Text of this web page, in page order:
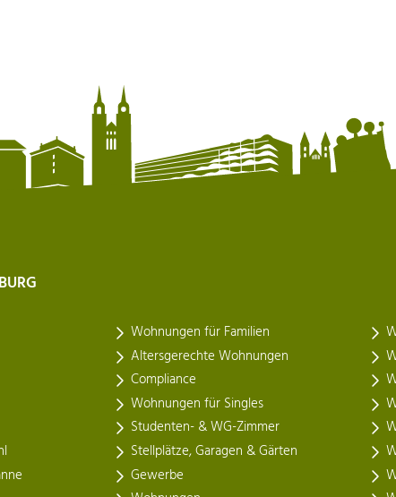
Wohnungen für Familien
Altersgerechte Wohnungen
Compliance
Wohnungen für Singles
Studenten- & WG-Zimmer
Stellplätze, Garagen & Gärten
Gewerbe